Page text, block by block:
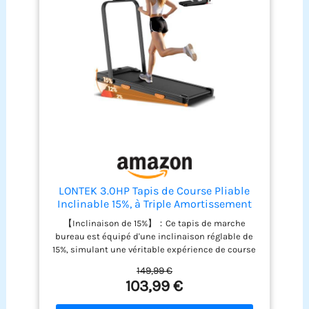
sacrifier d'espace.
LONTEK 3.0HP Tapis de Course Pliable
Inclinable 15%, à Triple Amortissement
【Inclinaison de 15%】：Ce tapis de marche
bureau est équipé d'une inclinaison réglable de
15%, simulant une véritable expérience de course
consommation de calories de 60%, tout en
améliorant la protection des genoux de 30%,
réduisant efficacement les risques de blessures.
149,99 €
103,99 €